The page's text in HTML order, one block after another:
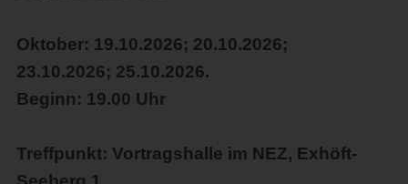
Oktober: 19.10.2026; 20.10.2026;
23.10.2026; 25.10.2026.
Beginn: 19.00 Uhr
Treffpunkt: Vortragshalle im NEZ, Exhöft-